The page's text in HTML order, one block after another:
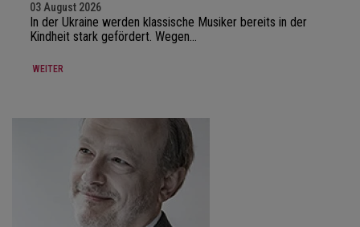
03 August 2026
In der Ukraine werden klassische Musiker bereits in der
Kindheit stark gefördert. Wegen…
WEITER